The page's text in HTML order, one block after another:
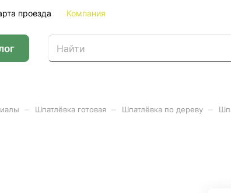
проезда Компания
Шпатлёвка готовая Шпатлёвка по дереву
ЛАКРА Белая 1,5кг